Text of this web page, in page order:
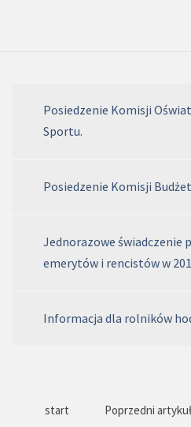
Posiedzenie Komisji
Sportu.
Posiedzenie Komisji
Jednorazowe świadczenie
emerytów i rencistów w
Informacja dla rolników
start Poprzedni artykuł